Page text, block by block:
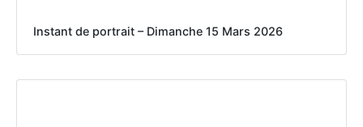
Instant de portrait – Dimanche 15 Mars 2026